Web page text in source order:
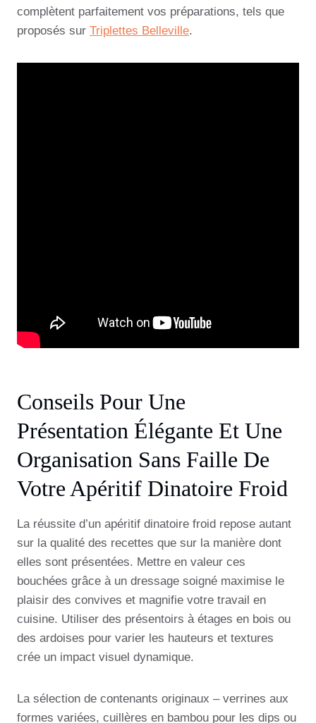
complètent parfaitement vos préparations, tels que
proposés sur Triplettes Belleville.
Conseils Pour Une
Présentation Élégante Et Une
Organisation Sans Faille De
Votre Apéritif Dinatoire Froid
La réussite d’un apéritif dinatoire froid repose autant
sur la qualité des recettes que sur la manière dont
elles sont présentées. Mettre en valeur ces
bouchées grâce à un dressage soigné maximise le
plaisir des convives et magnifie votre travail en
cuisine. Utiliser des présentoirs à étages en bois ou
des ardoises pour varier les hauteurs et textures
crée un impact visuel dynamique.
La sélection de contenants originaux – verrines aux
formes variées, cuillères en bambou pour les dips ou